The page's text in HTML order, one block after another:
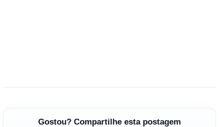
Gostou? Compartilhe esta postagem